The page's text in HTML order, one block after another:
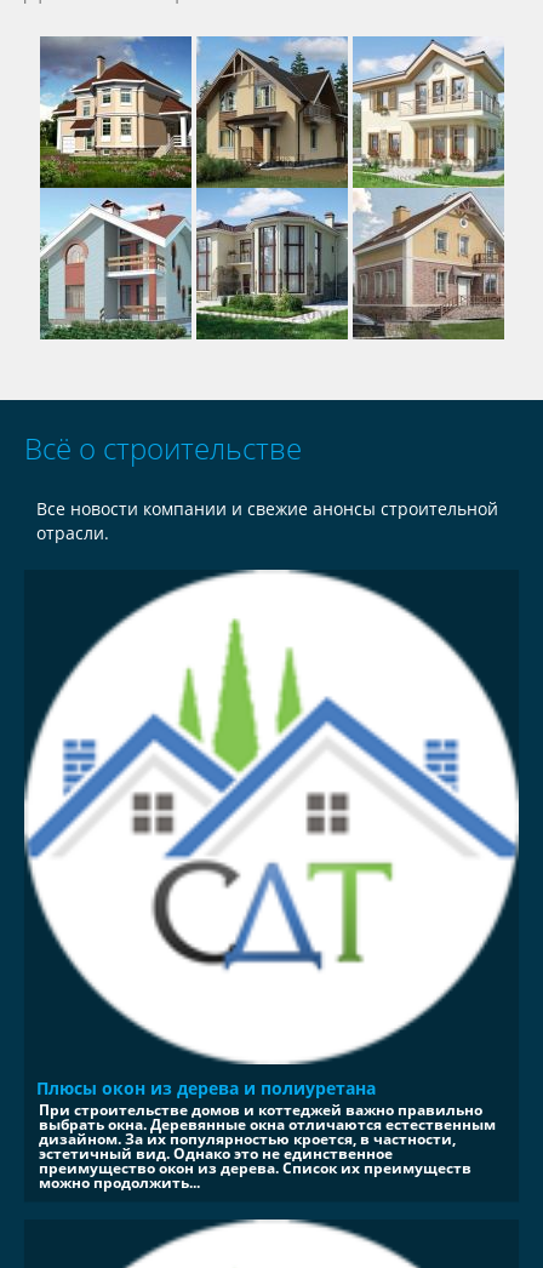
Всё о строительстве
Все новости компании и свежие анонсы строительной
отрасли.
Плюсы окон из дерева и полиуретана
При строительстве домов и коттеджей важно правильно
выбрать окна. Деревянные окна отличаются естественным
дизайном. За их популярностью кроется, в частности,
эстетичный вид. Однако это не единственное
преимущество окон из дерева. Список их преимуществ
можно продолжить...